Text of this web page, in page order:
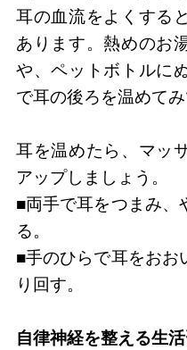
耳の血流をよくする
あります。熱めのお
や、ペットボトルに
で耳の後ろを温めてみ
耳を温めたら、マッ
アップしましょう。
■両手で耳をつまみ、
る。
■手のひらで耳をおお
り回す。
自律神経を整える生